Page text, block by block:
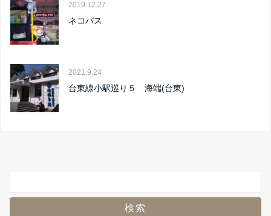
2019.12.27
ネコバス
2021.9.24
台東線小駅巡り５ 海端(台東)